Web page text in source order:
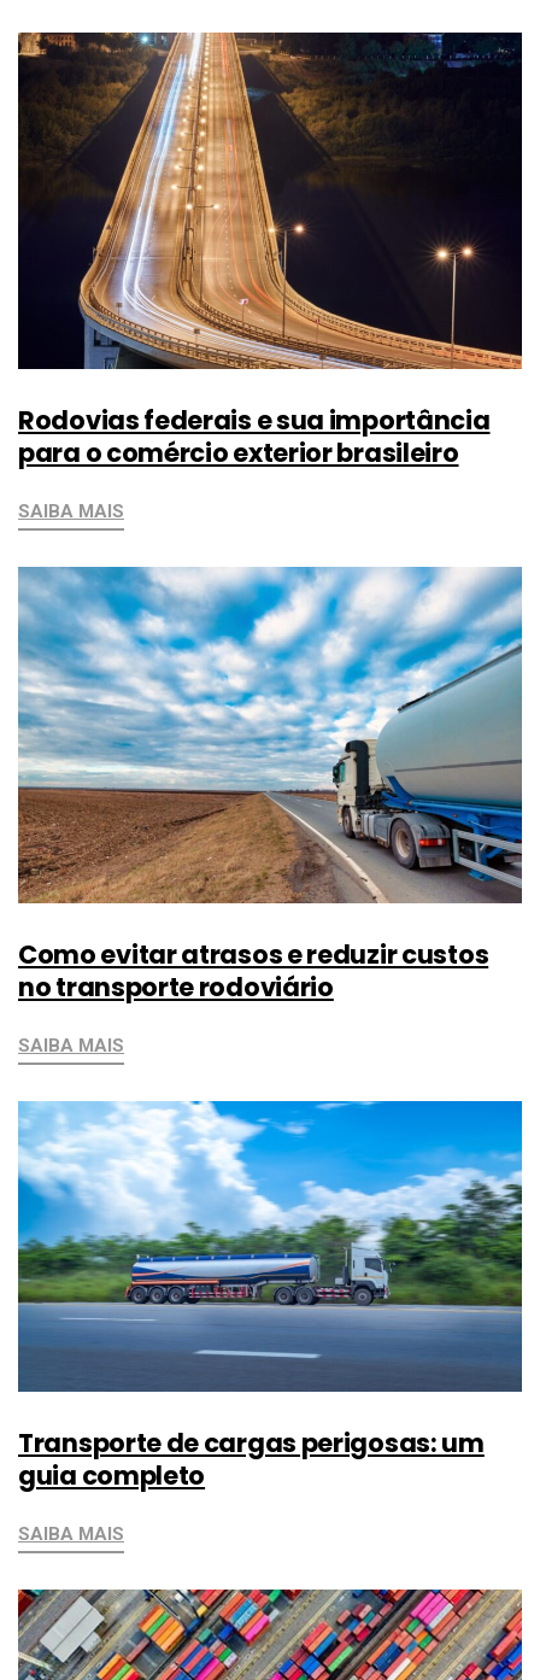
Rodovias federais e sua importância
para o comércio exterior brasileiro
SAIBA MAIS
Como evitar atrasos e reduzir custos
no transporte rodoviário
SAIBA MAIS
Transporte de cargas perigosas: um
guia completo
SAIBA MAIS